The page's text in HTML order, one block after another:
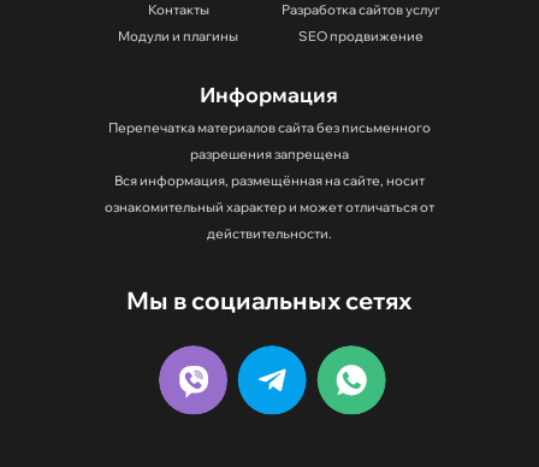
Мы в социальных сетях
Контакты
Модули и плагины
Разработка сайтов услуг
SEO продвижение
Информация
Перепечатка материалов сайта без письменного
разрешения запрещена
Вся информация, размещённая на сайте, носит
ознакомительный характер и может отличаться от
действительности.
Отправить заявку